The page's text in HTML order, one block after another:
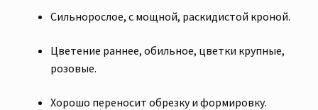
Сильнорослое, с мощной, раскидистой кроной.
Цветение раннее, обильное, цветки крупные,
розовые.
Хорошо переносит обрезку и формировку.